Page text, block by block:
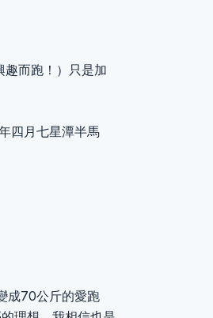
趣而跑！）只是加
四月七星潭半馬
成70公斤的愛跑